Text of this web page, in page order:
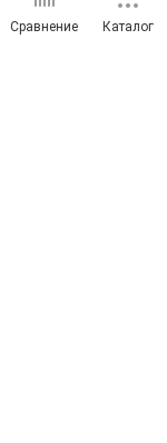
8 "А"
Сравнение Каталог